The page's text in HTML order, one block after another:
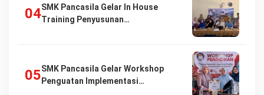
SMK Pancasila Gelar In House
Training Penyusunan…
SMK Pancasila Gelar Workshop
Penguatan Implementasi…